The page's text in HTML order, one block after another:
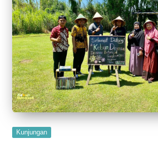
Posted
Kunjungan